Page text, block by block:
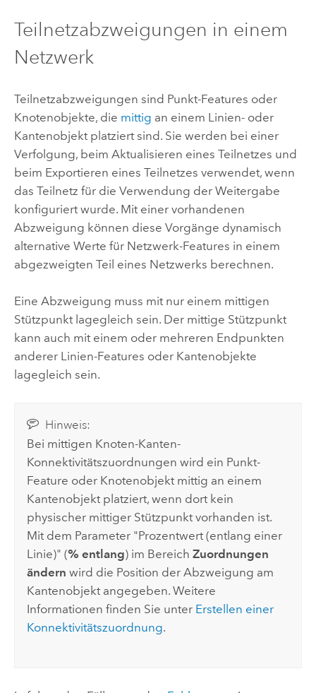
Teilnetzabzweigungen in einem
Netzwerk
Teilnetzabzweigungen sind Punkt-Features oder
Knotenobjekte, die mittig an einem Linien- oder
Kantenobjekt platziert sind. Sie werden bei einer
Verfolgung, beim Aktualisieren eines Teilnetzes und
beim Exportieren eines Teilnetzes verwendet, wenn
das Teilnetz für die Verwendung der Weitergabe
konfiguriert wurde. Mit einer vorhandenen
Abzweigung können diese Vorgänge dynamisch
alternative Werte für Netzwerk-Features in einem
abgezweigten Teil eines Netzwerks berechnen.
Eine Abzweigung muss mit nur einem mittigen
Stützpunkt lagegleich sein. Der mittige Stützpunkt
kann auch mit einem oder mehreren Endpunkten
anderer Linien-Features oder Kantenobjekte
lagegleich sein.
Hinweis:
Bei mittigen Knoten-Kanten-
Konnektivitätszuordnungen wird ein Punkt-
Feature oder Knotenobjekt mittig an einem
Kantenobjekt platziert, wenn dort kein
physischer mittiger Stützpunkt vorhanden ist.
Mit dem Parameter "Prozentwert (entlang einer
Linie)" (% entlang) im BereichZuordnungen
ändern wird die Position der Abzweigung am
Kantenobjekt angegeben. Weitere
Informationen finden Sie unter Erstellen einer
Konnektivitätszuordnung.